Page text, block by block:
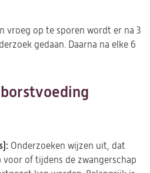
vroeg op te sporen wordt er na 3
gedaan. Daarna na elke 6
Onderzoeken wijzen uit, dat
of tijdens de zwangerschap